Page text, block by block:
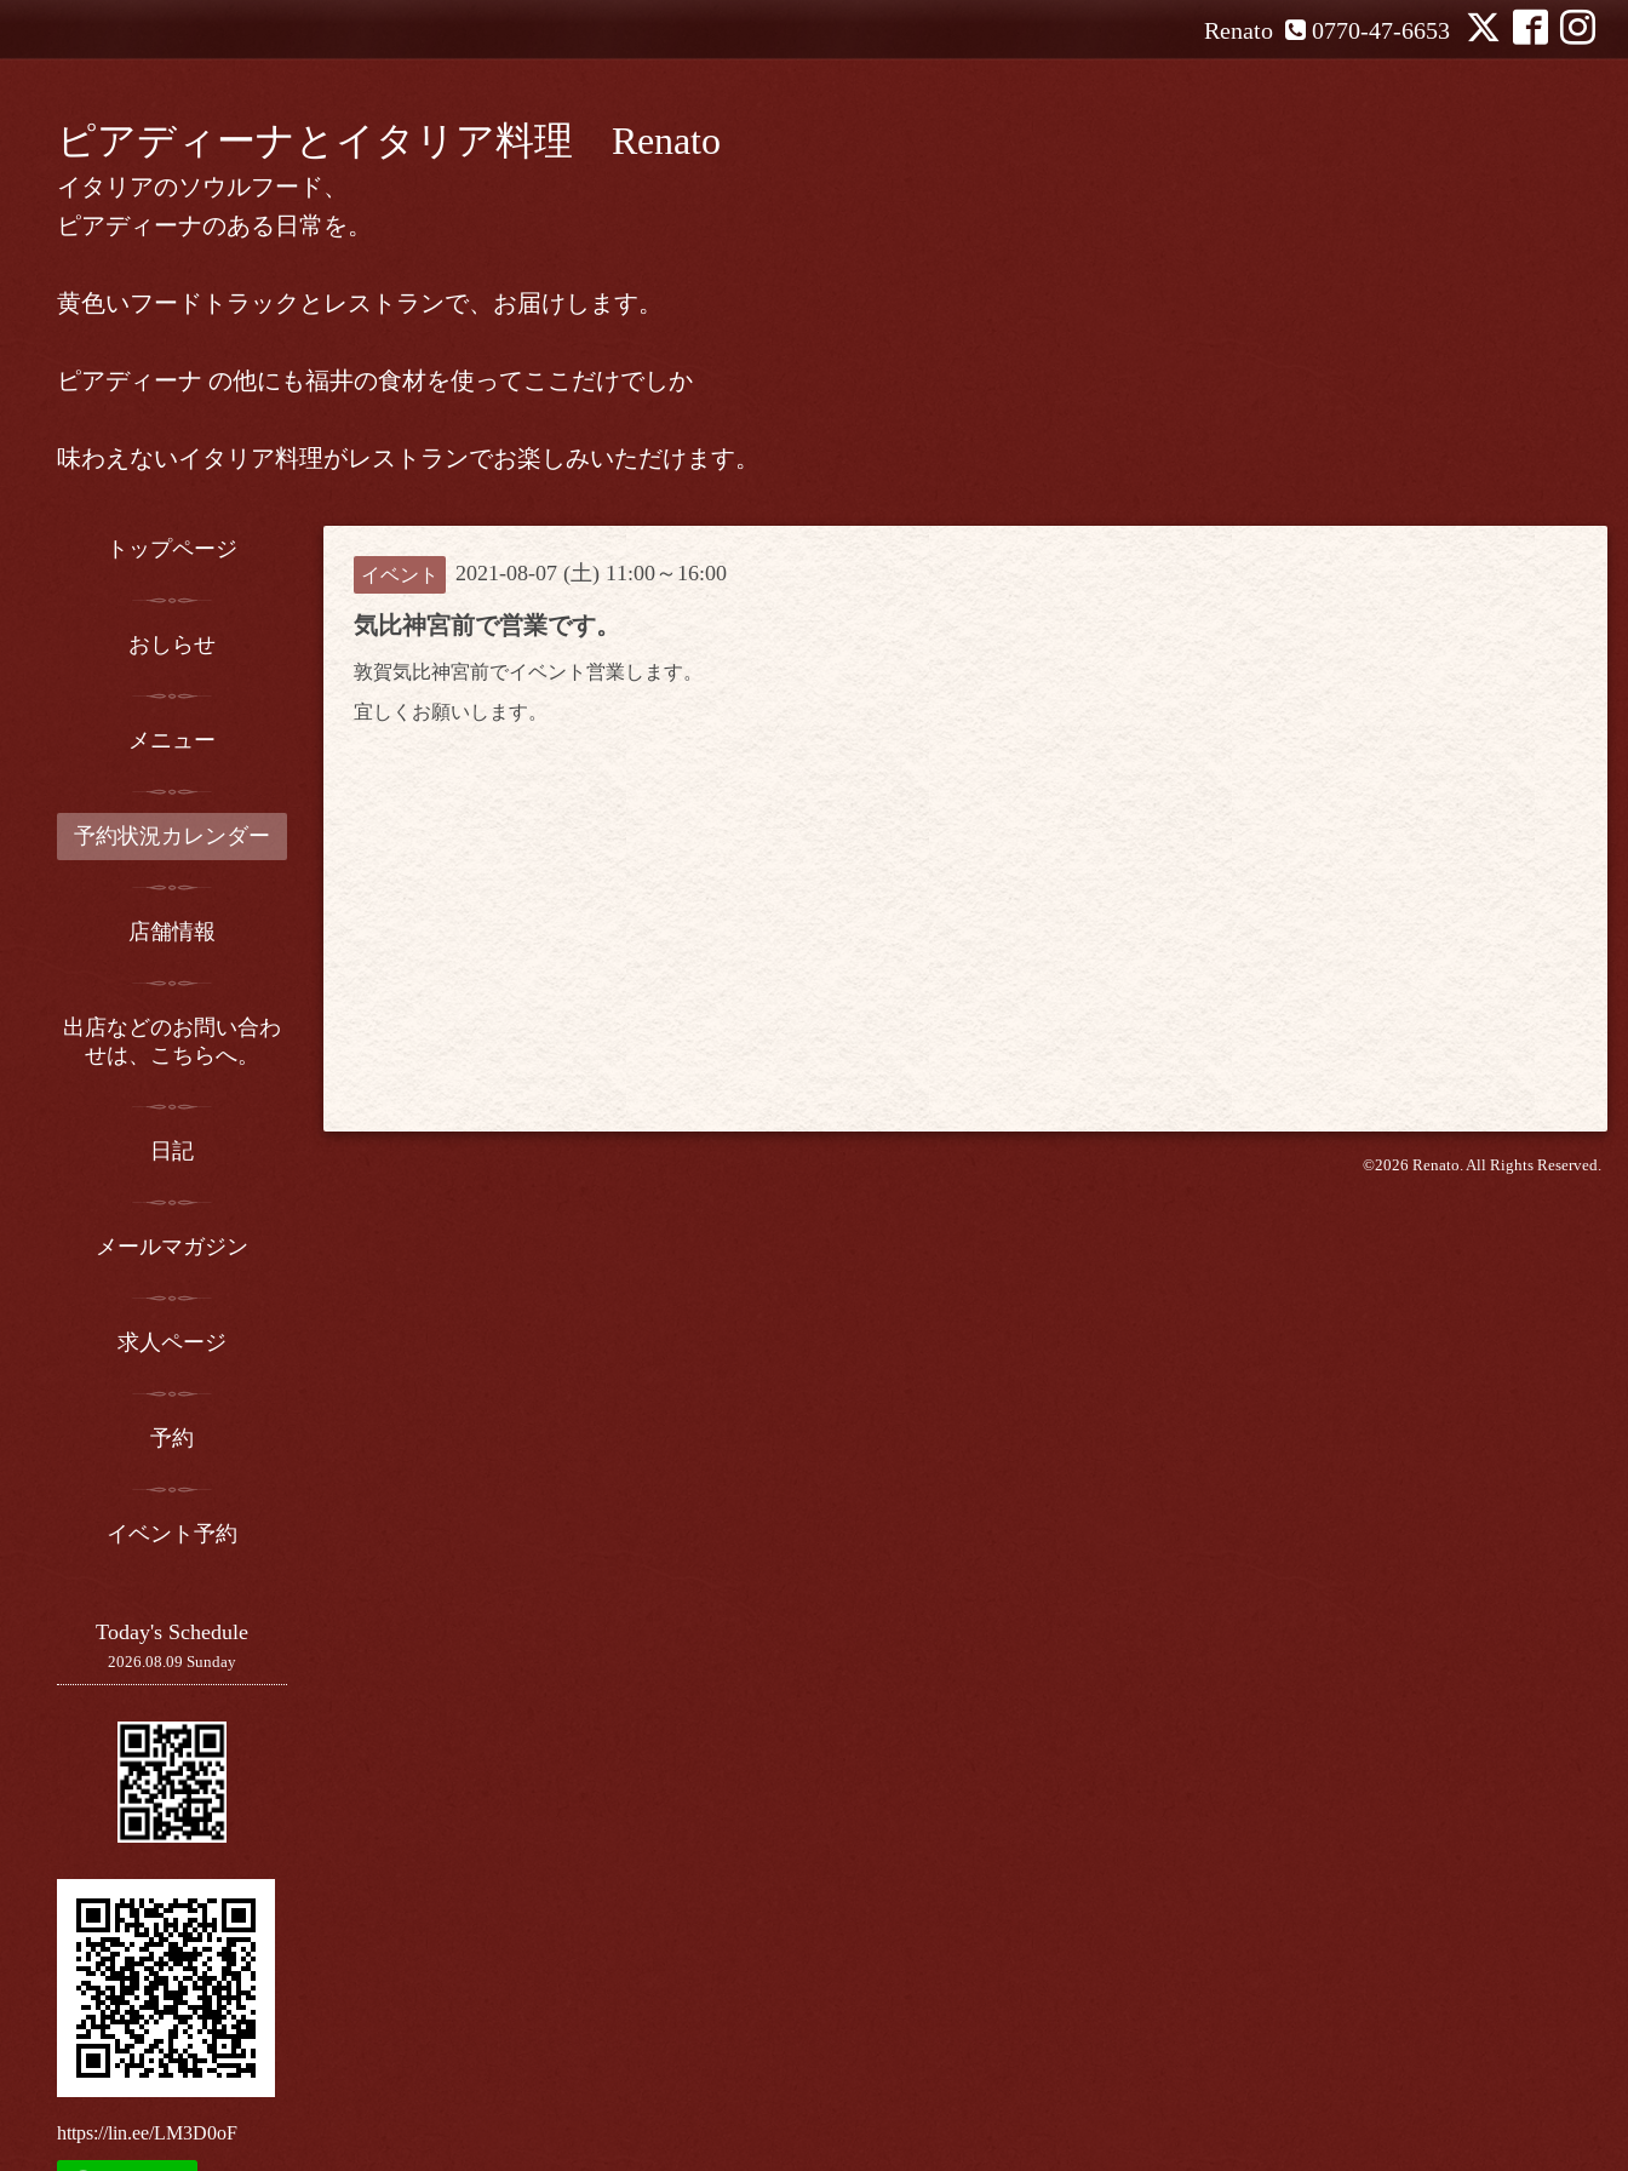
0770-47-6653
Renato
ピアディーナとイタリア料理 Renato
イタリアのソウルフード、
ピアディーナのある日常を。
黄色いフードトラックとレストランで、お届けします。
ピアディーナ の他にも福井の食材を使ってここだけでしか
味わえないイタリア料理がレストランでお楽しみいただけます。
イベント 2021-08-07 (土) 11:00～16:00
気比神宮前で営業です。
敦賀気比神宮前でイベント営業します。
宜しくお願いします。
©2026 Renato. All Rights Reserved.
トップページ
おしらせ
メニュー
予約状況カレンダー
店舗情報
出店などのお問い合わ
せは、こちらへ。
日記
メールマガジン
求人ページ
予約
イベント予約
Today's Schedule
2026.08.09 Sunday
https://lin.ee/LM3D0oF